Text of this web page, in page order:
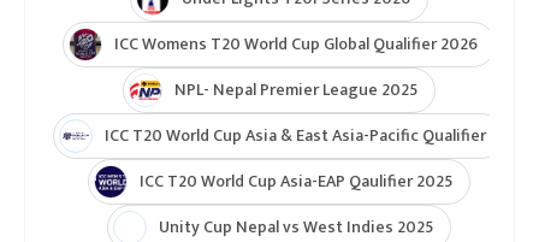
ICC Womens T20 World Cup Global Qualifier 2026
NPL- Nepal Premier League 2025
ICC T20 World Cup Asia & East Asia-Pacific Qualifier
ICC T20 World Cup Asia-EAP Qaulifier 2025
Unity Cup Nepal vs West Indies 2025